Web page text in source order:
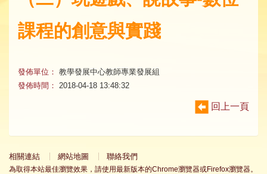
課程的創意與實踐
發佈單位： 教學發展中心教師專業發展組
發佈時間：
2018-04-18 13:48:32
回上一頁
相關連結 網站地圖 聯絡我們
為取得本站最佳瀏覽效果，請使用最新版本的Chrome瀏覽器或Firefox瀏覽器。